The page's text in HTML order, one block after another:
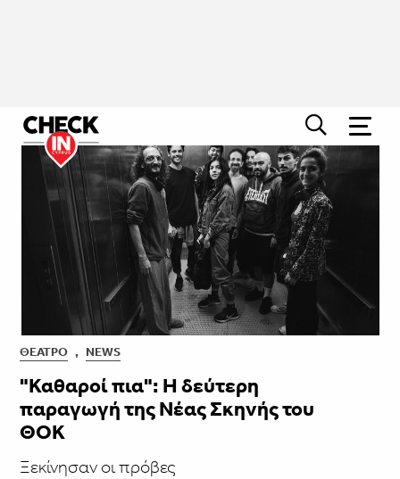
ΘΈΑΤΡΟ , NEWS
"Καθαροί πια": Η δεύτερη
παραγωγή της Νέας Σκηνής του
ΘΟΚ
Ξεκίνησαν οι πρόβες